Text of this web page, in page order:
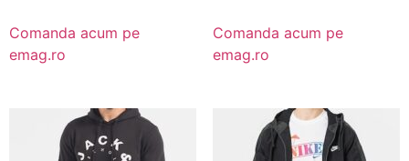
Comanda acum pe
emag.ro
Comanda acum pe
emag.ro